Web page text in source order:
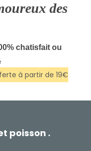
des
chatisfait ou
poisson .